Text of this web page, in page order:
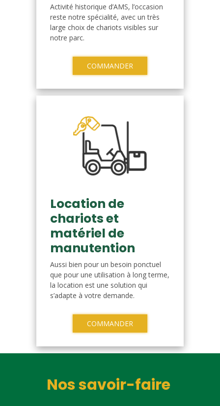
Activité historique d’AMS, l’occasion
reste notre spécialité, avec un très
large choix de chariots visibles sur
notre parc.
COMMANDER
Location de
chariots et
matériel de
manutention
Aussi bien pour un besoin ponctuel
que pour une utilisation à long terme,
la location est une solution qui
s’adapte à votre demande.
COMMANDER
Nos savoir-faire